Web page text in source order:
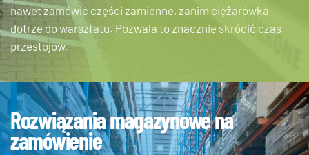
nawet zamówić części zamienne, zanim ciężarówka
dotrze do warsztatu. Pozwala to znacznie skrócić czas
przestojów.
Rozwiązania magazynowe na
zamówienie